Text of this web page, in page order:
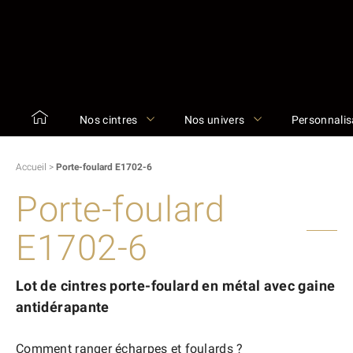
Nos cintres Nos univers
Accueil > Porte-foulard E1702-6
Porte-foulard
E1702-6
Lot de cintres porte-foulard en métal avec gaine
antidérapante
Comment ranger écharpes et foulards ?